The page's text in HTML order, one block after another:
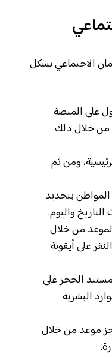
الاجتماعي بشكل
على المنصة
من خلال ذلك
ومن ثم
المواطن بتحديد
واليوم.
من خلال
على أيقونة
الحجز على
البشرية
موعد من خلال